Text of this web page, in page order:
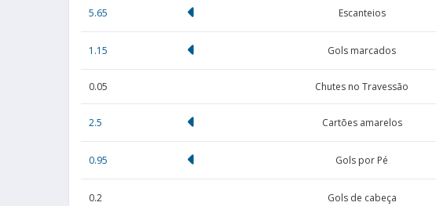
5.65 Escanteios
1.15 Gols marcados
0.05 Chutes no Travessão
2.5 Cartões amarelos
0.95 Gols por Pé
0.2 Gols de cabeça